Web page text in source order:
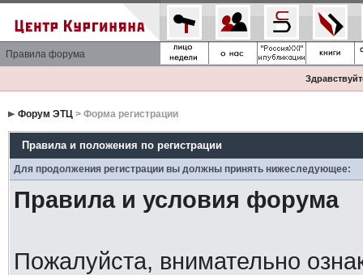
Правила форума
Форум ЭТЦ> Форма регистрации
Правила и положения по регистрации
Для продолжения регистрации вы должны принять нижеследующее:
Правила и условия форума
Пожалуйста, внимательно